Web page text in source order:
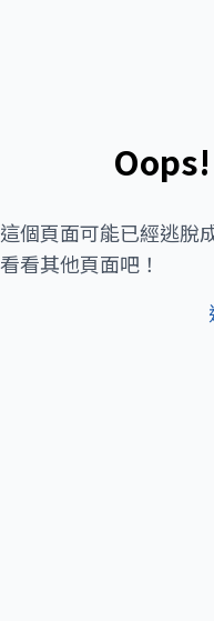
這個頁面可能已經逃脫
看看其他頁面吧！